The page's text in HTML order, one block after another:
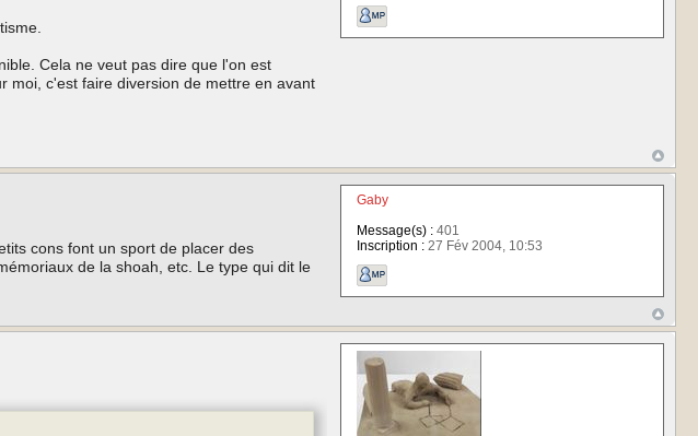
Cela ne veut pas dire que l'on est
moi, c'est faire diversion de mettre en avant
cons font un sport de placer des
de la shoah, etc. Le type qui dit le
Gaby
Message(s) :401
Inscription :27 Fév 2004, 10:53